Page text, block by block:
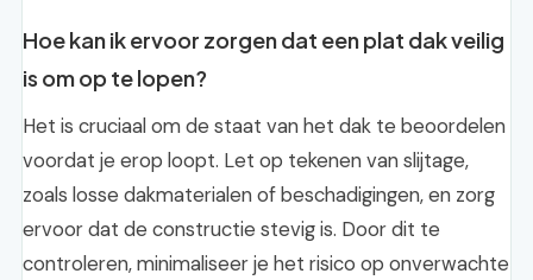
Hoe kan ik ervoor zorgen dat een plat dak veilig
is om op te lopen?
Het is cruciaal om de staat van het dak te beoordelen
voordat je erop loopt. Let op tekenen van slijtage,
zoals losse dakmaterialen of beschadigingen, en zorg
ervoor dat de constructie stevig is. Door dit te
controleren, minimaliseer je het risico op onverwachte